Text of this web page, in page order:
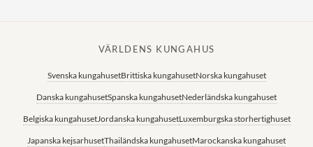
VÄRLDENS KUNGAHUS
Svenska kungahusetBrittiska kungahusetNorska kungahuset
Danska kungahusetSpanska kungahusetNederländska kungahuset
Belgiska kungahusetJordanska kungahusetLuxemburgska storhertighuset
Japanska kejsarhusetThailändska kungahusetMarockanska kungahuset